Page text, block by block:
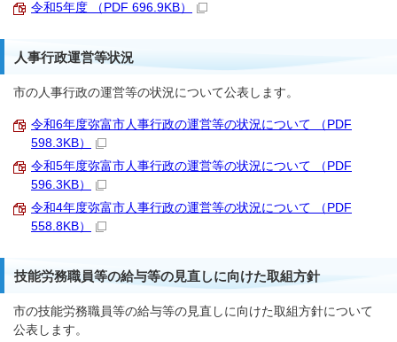
令和5年度 （PDF 696.9KB）
人事行政運営等状況
市の人事行政の運営等の状況について公表します。
令和6年度弥富市人事行政の運営等の状況について （PDF
598.3KB）
令和5年度弥富市人事行政の運営等の状況について （PDF
596.3KB）
令和4年度弥富市人事行政の運営等の状況について （PDF
558.8KB）
技能労務職員等の給与等の見直しに向けた取組方針
市の技能労務職員等の給与等の見直しに向けた取組方針について
公表します。